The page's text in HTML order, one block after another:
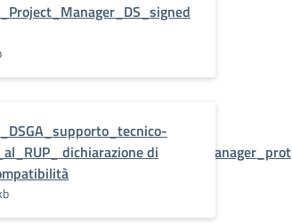
dichiarazione di